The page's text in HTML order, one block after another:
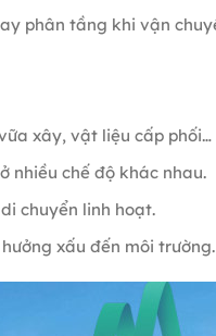
phân tầng khi vận
xây, vật liệu cấp phối…
nhiều chế độ khác nhau.
chuyển linh hoạt.
xấu đến môi trường.